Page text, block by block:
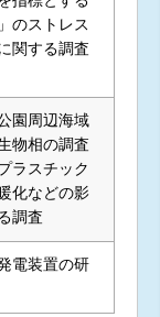
のストレス
関する調査
園周辺海域
物相の調査
ラスチック
化などの影
調査
電装置の研